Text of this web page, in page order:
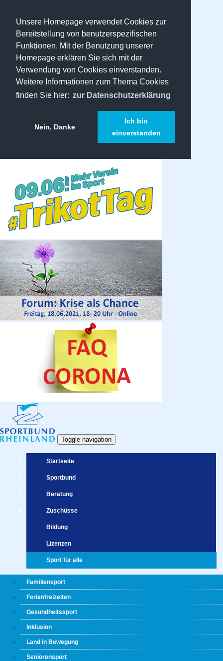
Unsere Homepage verwendet Cookies zur
Bereitstellung von benutzerspezifischen
Funktionen. Mit der Benutzung unserer
Homepage erklären Sie sich mit der
Verwendung von Cookies einverstanden.
Weitere Informationen zum Thema Cookies
finden Sie hier: zur Datenschutzerklärung
Nein, Danke
Ich bin
einverstanden
Toggle navigation
Startseite
Sportbund
Beratung
Zuschüsse
Bildung
Lizenzen
Sport für alle
Familiensport
Ferienfreizeiten
Gesundheitssport
Inklusion
Land in Bewegung
Seniorensport